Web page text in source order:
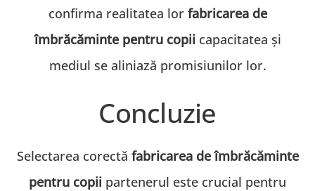
confirma realitatea lor fabricarea de
îmbrăcăminte pentru copiicapacitatea și
mediul se aliniază promisiunilor lor.
Concluzie
Selectarea corectă fabricarea de îmbrăcăminte
pentru copii partenerul este crucial pentru